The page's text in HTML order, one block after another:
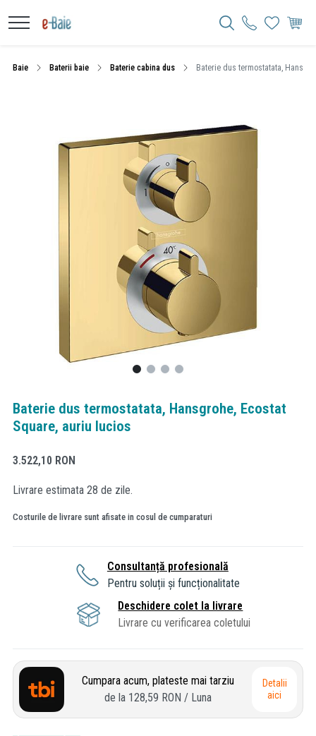
Baie Baterii baie Baterie cabina dus Baterie dus termostatata,
Baterie dus termostatata, Hansgrohe, Ecostat
Square, auriu lucios
3.522,10 RON
Livrare estimata 28 de zile.
Costurile de livrare sunt afisate in cosul de cumparaturi
Consultanță profesională
Pentru soluții și funcționalitate
Deschidere colet la livrare
Livrare cu verificarea coletului
Cumpara acum, plateste mai tarziu
de la 128,59 RON / Luna
Detalii
aici